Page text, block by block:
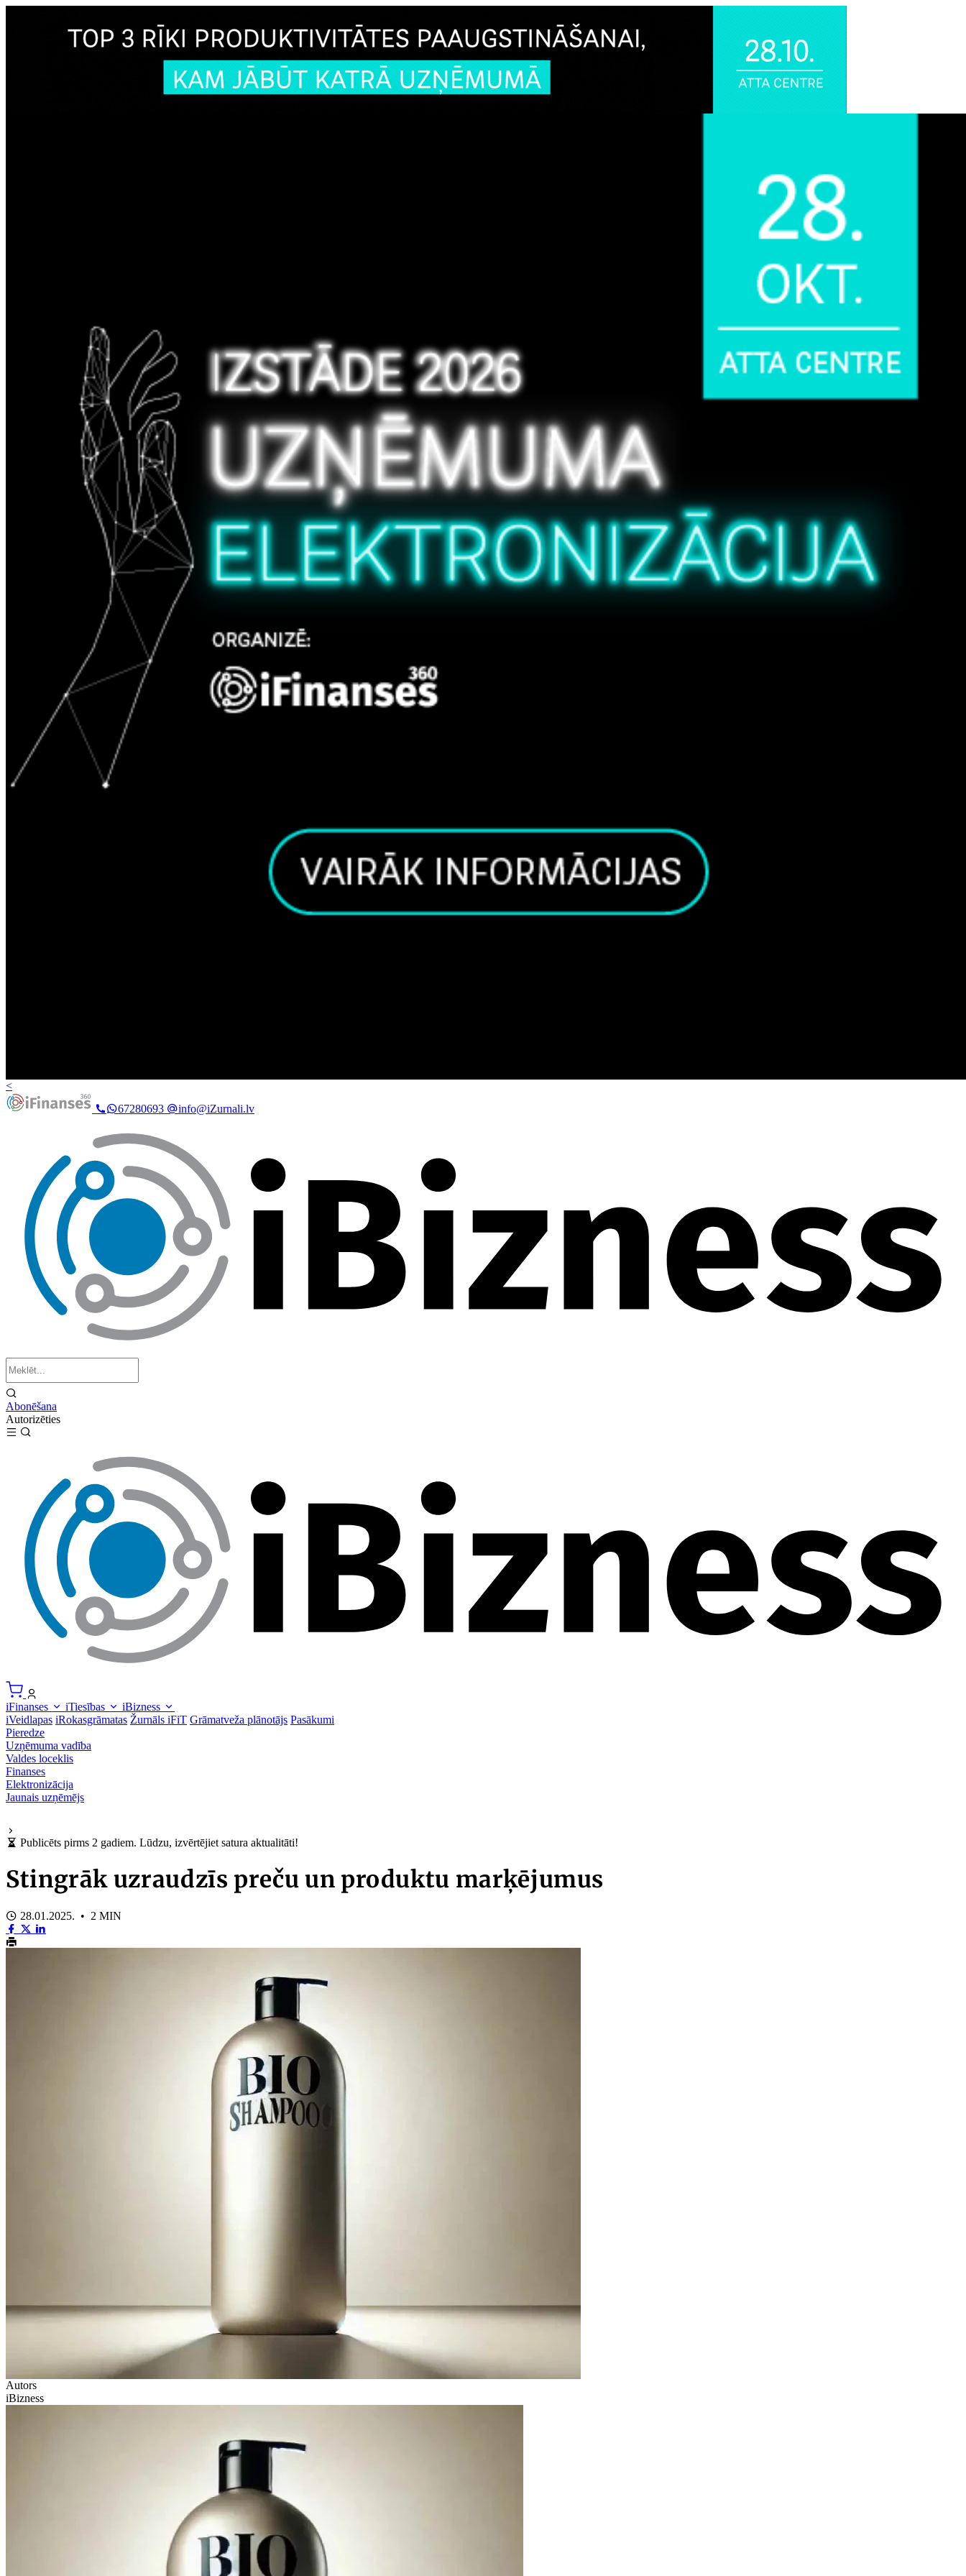
<
67280693
info@iZurnali.lv
Abonēšana
Autorizēties
iFinanses iTiesības
iBizness
iVeidlapas iRokasgrāmatas Žurnāls iFiT Grāmatveža plānotājs Pasākumi
Pieredze
Uzņēmuma vadība
Valdes loceklis
Finanses
Elektronizācija
Jaunais uzņēmējs
Publicēts pirms 2 gadiem. Lūdzu, izvērtējiet satura aktualitāti!
Stingrāk uzraudzīs preču un produktu marķējumus
28.01.2025. • 2 MIN
Autors
iBizness